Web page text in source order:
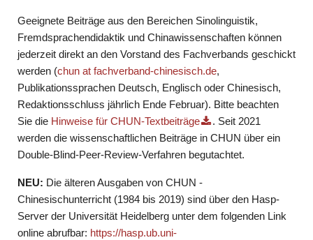
Geeignete Beiträge aus den Bereichen Sinolinguistik,
Fremdsprachendidaktik und Chinawissenschaften können
jederzeit direkt an den Vorstand des Fachverbands geschickt
werden (chun at fachverband-chinesisch.de,
Publikationssprachen Deutsch, Englisch oder Chinesisch,
Redaktionsschluss jährlich Ende Februar). Bitte beachten
Sie die Hinweise für CHUN-Textbeiträge
. Seit 2021
werden die wissenschaftlichen Beiträge in CHUN über ein
Double-Blind-Peer-Review-Verfahren begutachtet.
NEU: Die älteren Ausgaben von CHUN -
Chinesischunterricht (1984 bis 2019) sind über den Hasp-
Server der Universität Heidelberg unter dem folgenden Link
online abrufbar: https://hasp.ub.uni-